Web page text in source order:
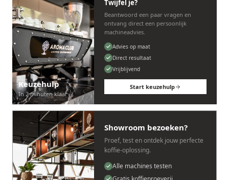
Keuzehulp
In 2 minuten klaar
Twijfel je?
Beantwoord een paar vragen en
ontvang direct een persoonlijk
machineadvies.
Advies op maat
Direct resultaat
Vrijblijvend
Start keuzehulp
Showroom bezoeken?
Proef, test en ontdek jouw perfecte
koffie-oplossing.
Alle machines testen